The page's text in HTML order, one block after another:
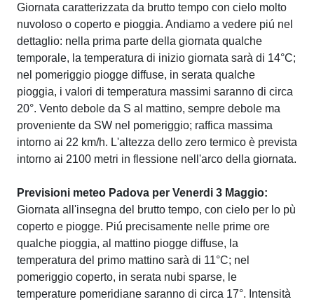
Giornata caratterizzata da brutto tempo con cielo molto
nuvoloso o coperto e pioggia. Andiamo a vedere piú nel
dettaglio: nella prima parte della giornata qualche
temporale, la temperatura di inizio giornata sarà di 14°C;
nel pomeriggio piogge diffuse, in serata qualche
pioggia, i valori di temperatura massimi saranno di circa
20°. Vento debole da S al mattino, sempre debole ma
proveniente da SW nel pomeriggio; raffica massima
intorno ai 22 km/h. L'altezza dello zero termico è prevista
intorno ai 2100 metri in flessione nell'arco della giornata.
Previsioni meteo Padova per Venerdi 3 Maggio:
Giornata all'insegna del brutto tempo, con cielo per lo pù
coperto e piogge. Piú precisamente nelle prime ore
qualche pioggia, al mattino piogge diffuse, la
temperatura del primo mattino sarà di 11°C; nel
pomeriggio coperto, in serata nubi sparse, le
temperature pomeridiane saranno di circa 17°. Intensità